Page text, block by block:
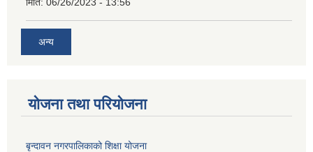
मिति: 06/26/2023 - 13:56
अन्य
योजना तथा परियोजना
बृन्दावन नगरपालिकाको शिक्षा योजना